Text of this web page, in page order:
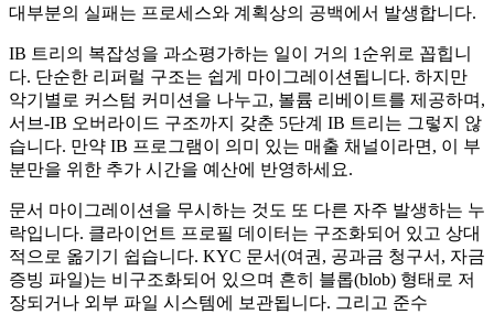
대부분의 실패는 프로세스와 계획상의 공백에서 발생합니다.
IB 트리의 복잡성을 과소평가하는 일이 거의 1순위로 꼽힙니
다. 단순한 리퍼럴 구조는 쉽게 마이그레이션됩니다. 하지만
악기별로 커스텀 커미션을 나누고, 볼륨 리베이트를 제공하며,
서브-IB 오버라이드 구조까지 갖춘 5단계 IB 트리는 그렇지 않
습니다. 만약 IB 프로그램이 의미 있는 매출 채널이라면, 이 부
분만을 위한 추가 시간을 예산에 반영하세요.
문서 마이그레이션을 무시하는 것도 또 다른 자주 발생하는 누
락입니다. 클라이언트 프로필 데이터는 구조화되어 있고 상대
적으로 옮기기 쉽습니다. KYC 문서(여권, 공과금 청구서, 자금
증빙 파일)는 비구조화되어 있으며 흔히 블롭(blob) 형태로 저
장되거나 외부 파일 시스템에 보관됩니다. 그리고 준수